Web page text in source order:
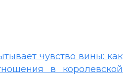
чувство вины: как
в королевской